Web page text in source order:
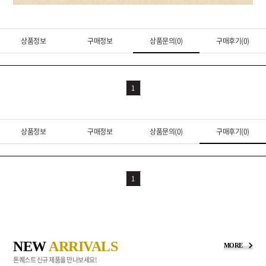
상품정보 구매정보 상품문의(0) 구매후기(0)
1
상품정보 구매정보 상품문의(0) 구매후기(0)
1
NEWARRIVALS MORE
톤퀘스트 신규 제품을 만나보세요!